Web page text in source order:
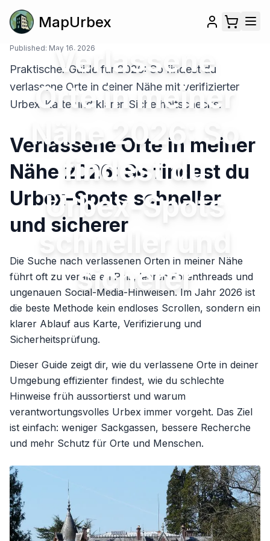
MapUrbex
Verlassene
Orte in meiner
Nähe 2026: So
findest du
Urbex-Spots
schneller und
sicherer
Published: May 16, 2026
Praktischer Guide für 2026: So findest du
verlassene Orte in deiner Nähe mit verifizierter
Urbex-Karte und klaren Sicherheitschecks.
Verlassene Orte in meiner
Nähe 2026: So findest du
Urbex-Spots schneller
und sicherer
Die Suche nach verlassenen Orten in meiner Nähe
führt oft zu veralteten Pins, leeren Forenthreads und
ungenauen Social-Media-Hinweisen. Im Jahr 2026 ist
die beste Methode kein endloses Scrollen, sondern ein
klarer Ablauf aus Karte, Verifizierung und
Sicherheitsprüfung.
Dieser Guide zeigt dir, wie du verlassene Orte in deiner
Umgebung effizienter findest, wie du schlechte
Hinweise früh aussortierst und warum
verantwortungsvolles Urbex immer vorgeht. Das Ziel
ist einfach: weniger Sackgassen, bessere Recherche
und mehr Schutz für Orte und Menschen.